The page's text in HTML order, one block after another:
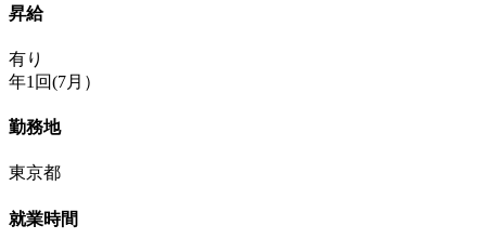
昇給
有り
年1回(7月）
勤務地
東京都
就業時間